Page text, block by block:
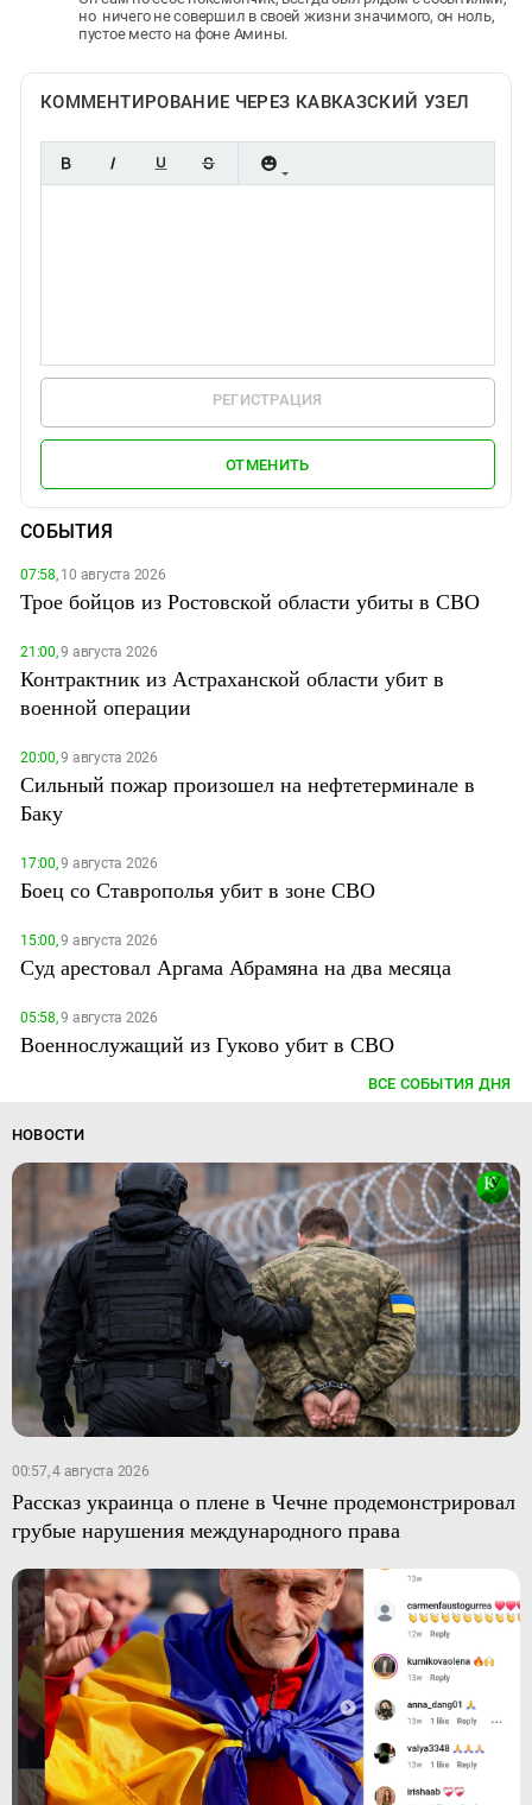
но ничего не совершил в своей жизни значимого, он ноль,
пустое место на фоне Амины.
КОММЕНТИРОВАНИЕ ЧЕРЕЗ КАВКАЗСКИЙ УЗЕЛ
РЕГИСТРАЦИЯ
ОТМЕНИТЬ
СОБЫТИЯ
07:58,10 августа 2026
Трое бойцов из Ростовской области убиты в СВО
21:00,9 августа 2026
Контрактник из Астраханской области убит в
военной операции
20:00,9 августа 2026
Сильный пожар произошел на нефтетерминале в
Баку
17:00,9 августа 2026
Боец со Ставрополья убит в зоне СВО
15:00,9 августа 2026
Суд арестовал Аргама Абрамяна на два месяца
05:58,9 августа 2026
Военнослужащий из Гуково убит в СВО
ВСЕ СОБЫТИЯ ДНЯ
НОВОСТИ
00:57, 4 августа 2026
Рассказ украинца о плене в Чечне продемонстрировал
грубые нарушения международного права